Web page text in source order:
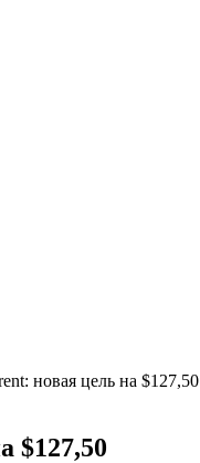
новая цель на $127,50
$127,50